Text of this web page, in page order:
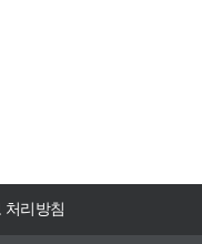
처리방침